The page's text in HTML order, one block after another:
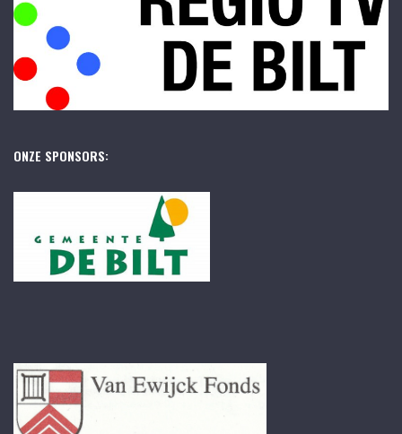
ONZE SPONSORS: